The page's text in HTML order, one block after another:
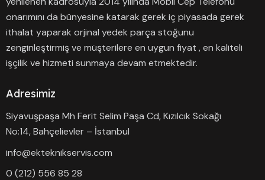
onarımını da bünyesine katarak gerek iç piyasada gerek
ithalat yaparak orjinal yedek parça stoğunu
zenginleştirmiş ve müşterilere en uygun fiyat , en kaliteli
işçilik ve hizmeti sunmaya devam etmektedir.
Adresimiz
Siyavuşpaşa Mh Ferit Selim Paşa Cd, Kızılcık Sokağı
No:14, Bahçelievler – İstanbul
info@ekteknikservis.com
0 (212) 556 85 28